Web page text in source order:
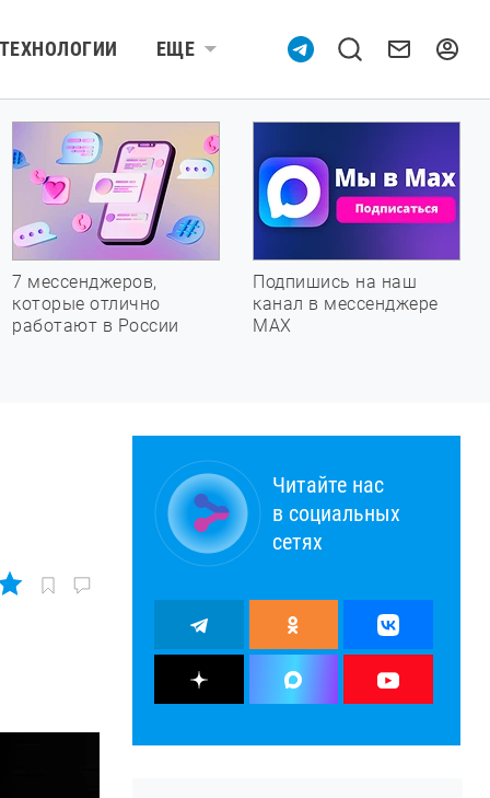
ТЕХНОЛОГИИ ЕЩЕ
7 мессенджеров,
которые отлично
работают в России
Подпишись на наш
канал в мессенджере
МАХ
Читайте нас
в социальных
сетях